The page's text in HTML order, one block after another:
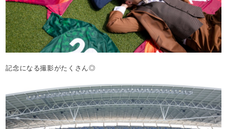
記念になる撮影がたくさん◎